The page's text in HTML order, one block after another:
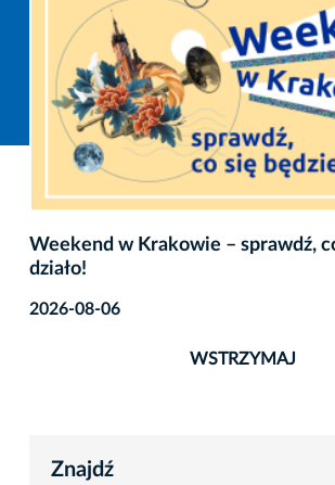
Weekend w Krakowie – sprawdź,
działo!
2026-08-06
WSTRZYMAJ
Znajdź